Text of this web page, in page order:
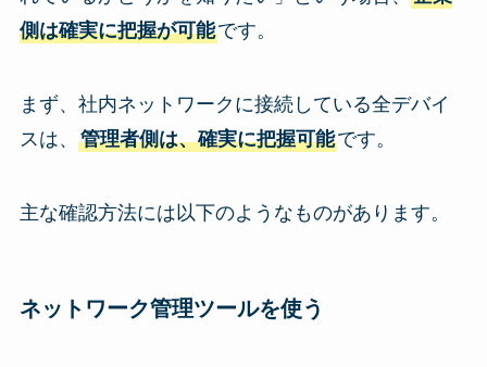
側は確実に把握が可能です。
まず、社内ネットワークに接続している全デバイ
スは、 管理者側は、確実に把握可能です。
主な確認方法には以下のようなものがあります。
ネットワーク管理ツールを使う